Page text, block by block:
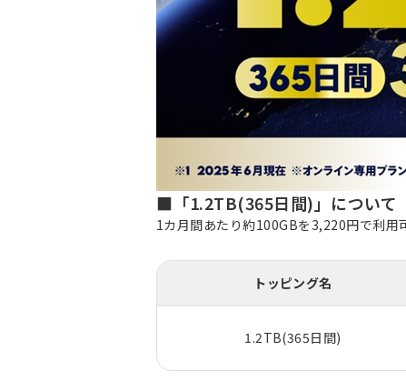
■「1.2TB(365日間)」について
1カ月間あたり約100GBを3,220円で利用
トッピング名
1.2TB(365日間)